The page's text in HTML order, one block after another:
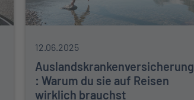
12.06.2025
Auslandskrankenversicherung
: Warum du sie auf Reisen
wirklich brauchst